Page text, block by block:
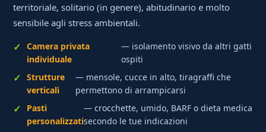
territoriale, solitario (in genere), abitudinario e molto
sensibile agli stress ambientali.
Camera privata
individuale
— isolamento visivo da altri gatti
ospiti
Strutture
verticali
— mensole, cucce in alto, tiragraffi che
permettono di arrampicarsi
Pasti
personalizzati
— crocchette, umido, BARF o dieta medica
secondo le tue indicazioni